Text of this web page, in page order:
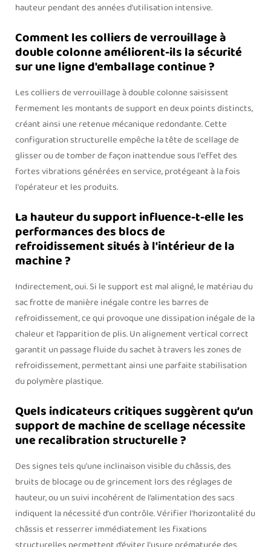
hauteur pendant des années d'utilisation intensive.
Comment les colliers de verrouillage à
double colonne améliorent-ils la sécurité
sur une ligne d'emballage continue ?
Les colliers de verrouillage à double colonne saisissent
fermement les montants de support en deux points distincts,
créant ainsi une retenue mécanique redondante. Cette
configuration structurelle empêche la tête de scellage de
glisser ou de tomber de façon inattendue sous l'effet des
fortes vibrations générées en service, protégeant à la fois
l'opérateur et les produits.
La hauteur du support influence-t-elle les
performances des blocs de
refroidissement situés à l'intérieur de la
machine ?
Indirectement, oui. Si le support est mal aligné, le matériau du
sac frotte de manière inégale contre les barres de
refroidissement, ce qui provoque une dissipation inégale de la
chaleur et l’apparition de plis. Un alignement vertical correct
garantit un passage fluide du sachet à travers les zones de
refroidissement, permettant ainsi une parfaite stabilisation
du polymère plastique.
Quels indicateurs critiques suggèrent qu’un
support de machine de scellage nécessite
une recalibration structurelle ?
Des signes tels qu’une inclinaison visible du châssis, des
bruits de blocage ou de grincement lors des réglages de
hauteur, ou un suivi incohérent de l’alimentation des sacs
indiquent la nécessité d’un contrôle. Vérifier l’horizontalité du
châssis et resserrer immédiatement les fixations